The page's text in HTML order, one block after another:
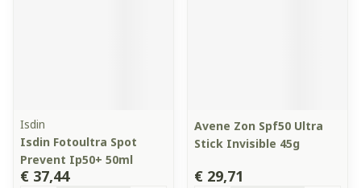
Isdin
Isdin Fotoultra Spot
Prevent Ip50+ 50ml
€ 37,44
Avene Zon Spf50 Ultra
Stick Invisible 45g
€ 29,71